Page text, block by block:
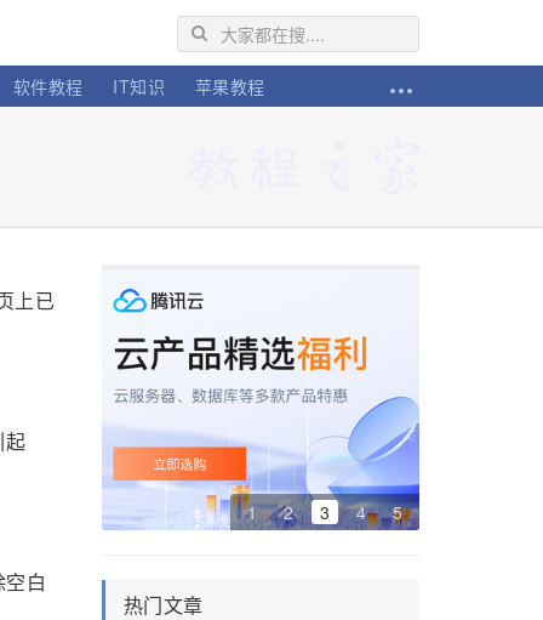
软件教程 IT知识 苹果教程
上已
起
白
1 2 3 4 5
热门文章